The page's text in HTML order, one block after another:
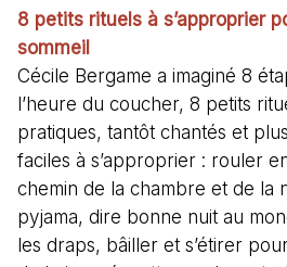
8 petits rituels à s’approprier
sommeil
Cécile Bergame a imaginé 8
l’heure du coucher, 8 petits
pratiques, tantôt chantés et
faciles à s’approprier : rouler
chemin de la chambre et de la
pyjama, dire bonne nuit au
les draps, bâiller et s’étirer